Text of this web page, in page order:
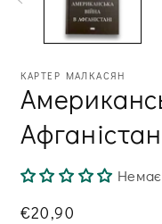
КАРТЕР МАЛКАСЯН
Немає
Звична
€20,90